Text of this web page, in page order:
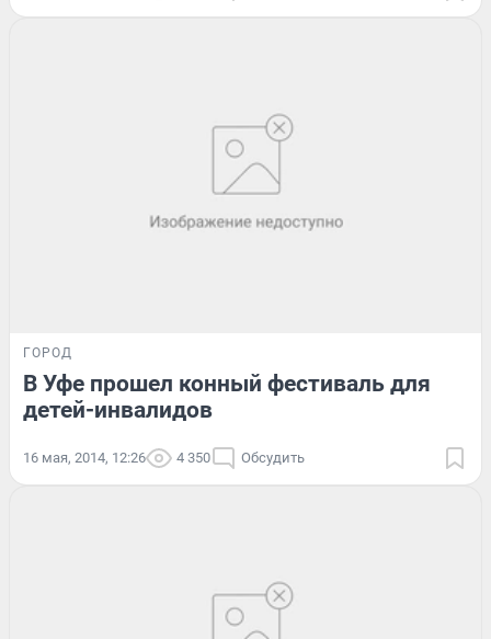
ГОРОД
В Уфе прошел конный фестиваль для
детей-инвалидов
16 мая, 2014, 12:26 4 350 Обсудить